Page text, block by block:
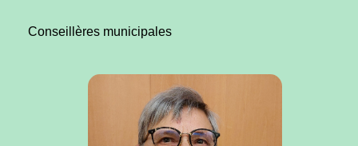
Conseillères municipales